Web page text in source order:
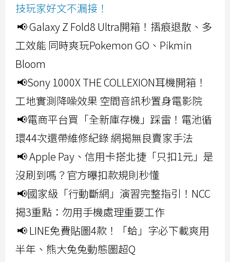
技玩家好文不漏接！
📢 Galaxy Z Fold8 Ultra開箱！摺痕退散、多
工效能 同時爽玩Pokemon GO、Pikmin
Bloom
📢Sony 1000X THE COLLEXION耳機開箱！
工地實測降噪效果 空間音訊秒置身電影院
📢電商平台買「全新庫存機」踩雷！電池循
環44次還帶維修紀錄 網揭無良賣家手法
📢 Apple Pay、信用卡搭北捷「只扣1元」是
沒刷到嗎？官方曝扣款規則秒懂
📢國家級「行動斷網」演習完整指引！NCC
揭3重點：勿用手機處理重要工作
📢 LINE免費貼圖4款！「蛤」字必下載爽用
半年、熊大兔兔動態圖超Q